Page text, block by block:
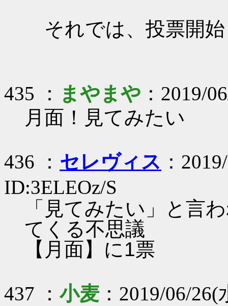
それでは、投票開
435 ： まやまや ：2019/
月面！見てみたい
436 ： セレヴィス ：
ID:3ELEOz/S
「見てみたい」と言
てくる不思議
【月面】に1票
437 ：小麦 ：2019/06/